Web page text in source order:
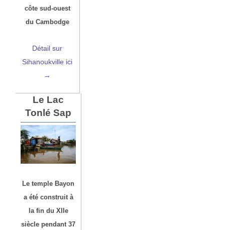
côte sud-ouest
du Cambodge
Détail sur
Sihanoukville ici
→
Le Lac
Tonlé Sap
Le temple Bayon
a été construit à
la fin du XIIe
siècle pendant 37